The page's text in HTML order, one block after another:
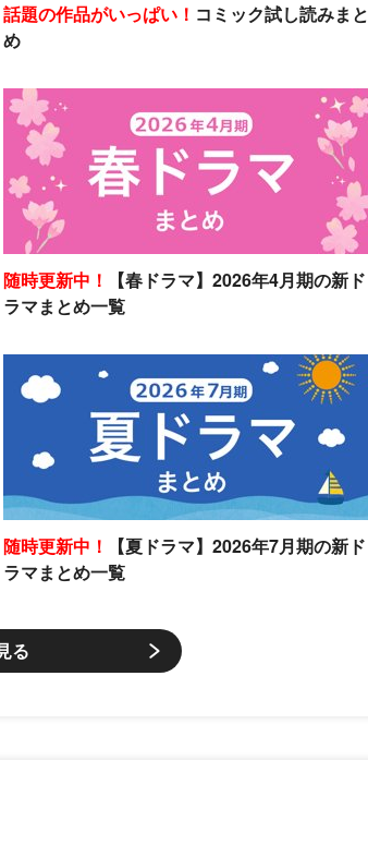
話題の作品がいっぱい！ コミック試し読みまと
め
随時更新中！
【春ドラマ】2026年4月期の新ド
ラマまとめ一覧
随時更新中！
【夏ドラマ】2026年7月期の新ド
ラマまとめ一覧
る